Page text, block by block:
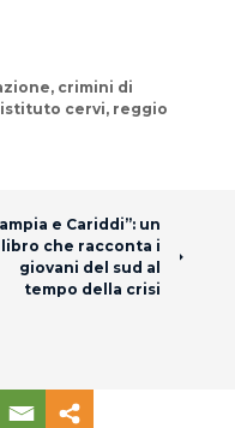
, crimini di
istituto cervi, reggio
e Cariddi”: un
libro che racconta i
giovani del sud al
tempo della crisi